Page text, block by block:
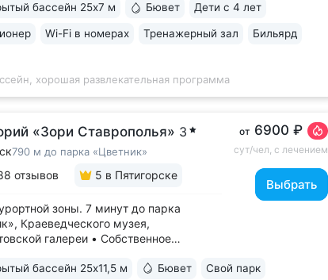
Два бювета углекисло-
можно попробовать только
бассейн 25х7 м Бювет Дети с 4 лет
Wi-Fi в номерах Тренажерный зал Бильярд
хорошая развлекательная программа
«Зори Ставрополья» 3
790 м до парка «Цветник»
отзывов 5 в Пятигорске
зоны. 7 минут до парка
Краеведческого музея,
галереи • Собственное
ванн поступает напрямую
от 6900 ₽
сут/чел, с лечением
Выбрать
бассейн 25x11,5 м Бювет Свой парк